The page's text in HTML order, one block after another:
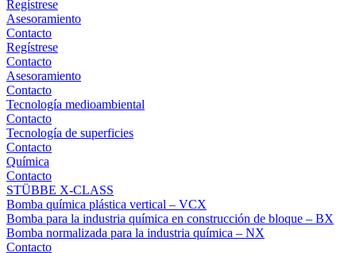
Regístrese
Asesoramiento
Contacto
Regístrese
Contacto
Asesoramiento
Contacto
Tecnología medioambiental
Contacto
Tecnología de superficies
Contacto
Química
Contacto
STÜBBE X-CLASS
Bomba química plástica vertical – VCX
Bomba para la industria química en construcción de bloque – BX
Bomba normalizada para la industria química – NX
Contacto